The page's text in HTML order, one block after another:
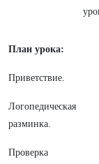
План урока:
Приветствие.
Логопедическая
разминка.
Проверка